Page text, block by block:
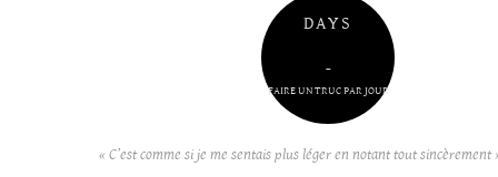
DAYS
–
FAIRE UN TRUC PAR JOUR
« C’est comme si je me sentais plus léger en notant tout sincèrement